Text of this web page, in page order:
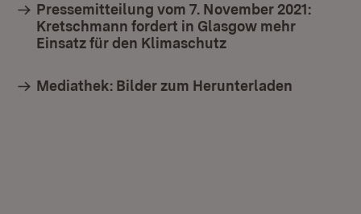
Pressemitteilung vom 7. November 2021:
Kretschmann fordert in Glasgow mehr
Einsatz für den Klimaschutz
Mediathek: Bilder zum Herunterladen